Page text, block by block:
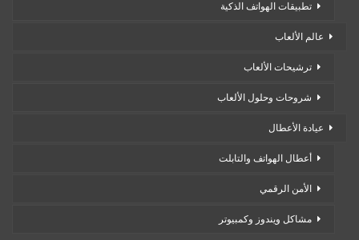
تطبيقات الهواتف الذكية
عالم الألعاب
ترشيحات الألعاب
شروحات وحلول الألعاب
عيادة الأعطال
أعطال الهواتف والتابلت
الأمن الرقمي
مشاكل ويندوز وكمبيوتر